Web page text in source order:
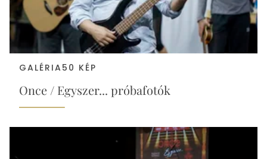
GALÉRIA 50 KÉP
Once / Egyszer... próbafotók